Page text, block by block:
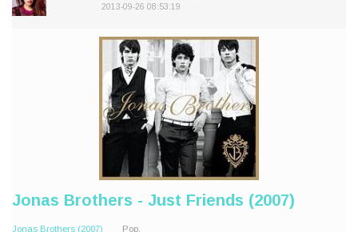
Over the edge, I'm just breat
2013-09-26 08:53:19
Jonas Brothers - Just Friends (2007)
Jonas Brothers (2007) Pop,